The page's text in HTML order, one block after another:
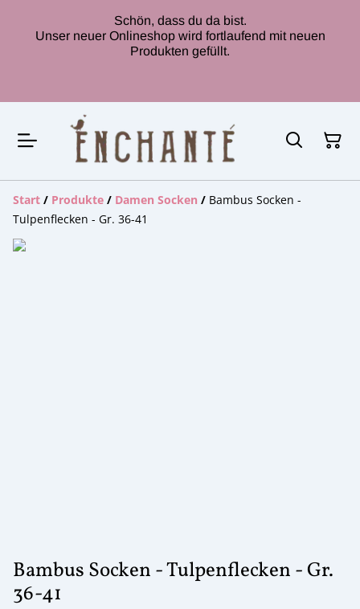
Schön, dass du da bist.
Unser neuer Onlineshop wird fortlaufend mit neuen
Produkten gefüllt.
Start / Produkte / Damen Socken / Bambus Socken -
Tulpenflecken - Gr. 36-41
Bambus Socken - Tulpenflecken - Gr.
36-41